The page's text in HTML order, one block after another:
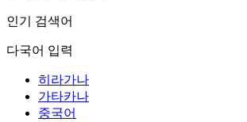
인기 검색어
다국어 입력
히라가나
가타카나
중국어